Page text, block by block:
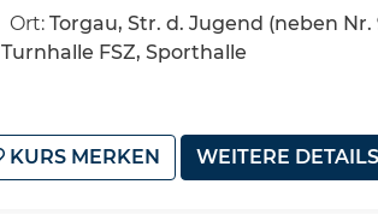
Ort: Torgau, Str. d. Jugend (neben Nr.
Turnhalle FSZ, Sporthalle
KURS MERKEN WEITERE DETAILS